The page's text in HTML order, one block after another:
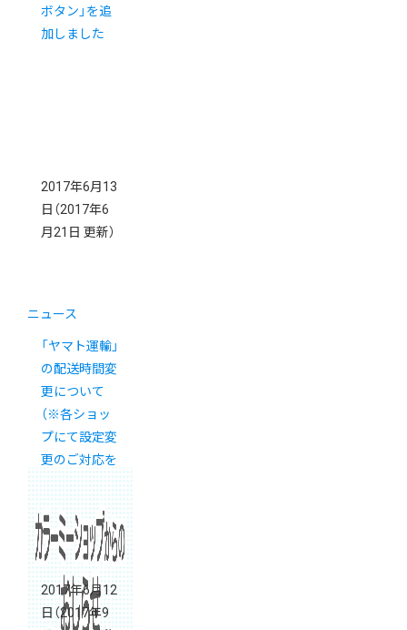
ボタン」を追
加しました
2017年6月13
日 （2017年6
月21日 更新）
ニュース
「ヤマト運輸」
の配送時間変
更について
（※各ショッ
プにて設定変
更のご対応を
お願いいたし
ます。）
2017年6月12
日（2017年9